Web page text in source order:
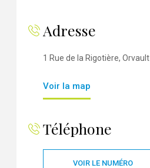
Adresse
1 Rue de la Rigotière, Orvault
Voir la map
Téléphone
VOIR LE NUMÉRO